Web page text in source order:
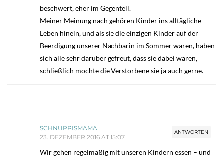
beschwert, eher im Gegenteil.
Meiner Meinung nach gehören Kinder ins alltägliche
Leben hinein, und als sie die einzigen Kinder auf der
Beerdigung unserer Nachbarin im Sommer waren, haben
sich alle sehr darüber gefreut, dass sie dabei waren,
schließlich mochte die Verstorbene sie ja auch gerne.
ANTWORTEN
SCHNUPPISMAMA
23. DEZEMBER 2016 AT 15:07
Wir gehen regelmäßig mit unseren Kindern essen – und